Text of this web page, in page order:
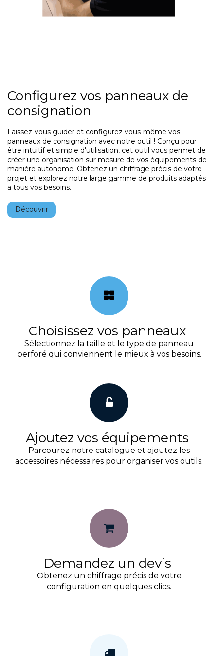
Configurez vos panneaux de
consignation
Laissez-vous guider et configurez vous-même vos
panneaux de consignation avec notre outil ! Conçu pour
être intuitif et simple d'utilisation, cet outil vous permet de
créer une organisation sur mesure de vos équipements de
manière autonome. Obtenez un chiffrage précis de votre
projet et explorez notre large gamme de produits adaptés
à tous vos besoins.
Découvrir
Choisissez vos panneaux
Sélectionnez la taille et le type de panneau
perforé qui conviennent le mieux à vos besoins.
Ajoutez vos équipements
Parcourez notre catalogue et ajoutez les
accessoires nécessaires pour organiser vos outils.
Demandez un devis
Obtenez un chiffrage précis de votre
configuration en quelques clics.